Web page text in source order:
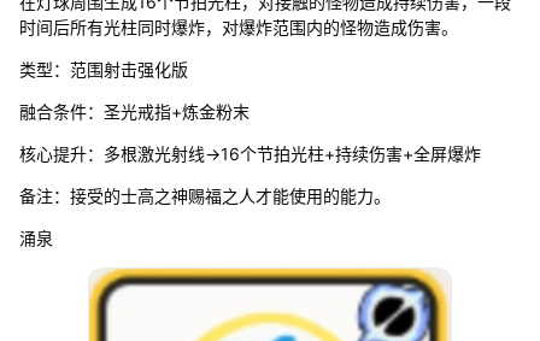
时间后所有光柱同时爆炸，对爆炸范围内的怪物造成伤害。
类型：范围射击强化版
融合条件：圣光戒指+炼金粉末
核心提升：多根激光射线→16个节拍光柱+持续伤害+全屏爆炸
备注：接受的士高之神赐福之人才能使用的能力。
涌泉